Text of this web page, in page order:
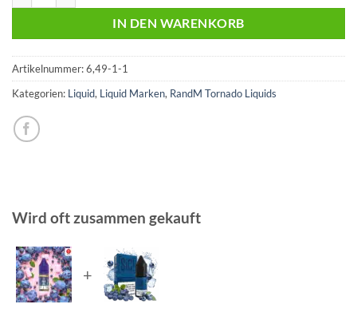
IN DEN WARENKORB
Artikelnummer:6,49-1-1
Kategorien: Liquid, Liquid Marken, RandM Tornado Liquids
Wird oft zusammen gekauft
+